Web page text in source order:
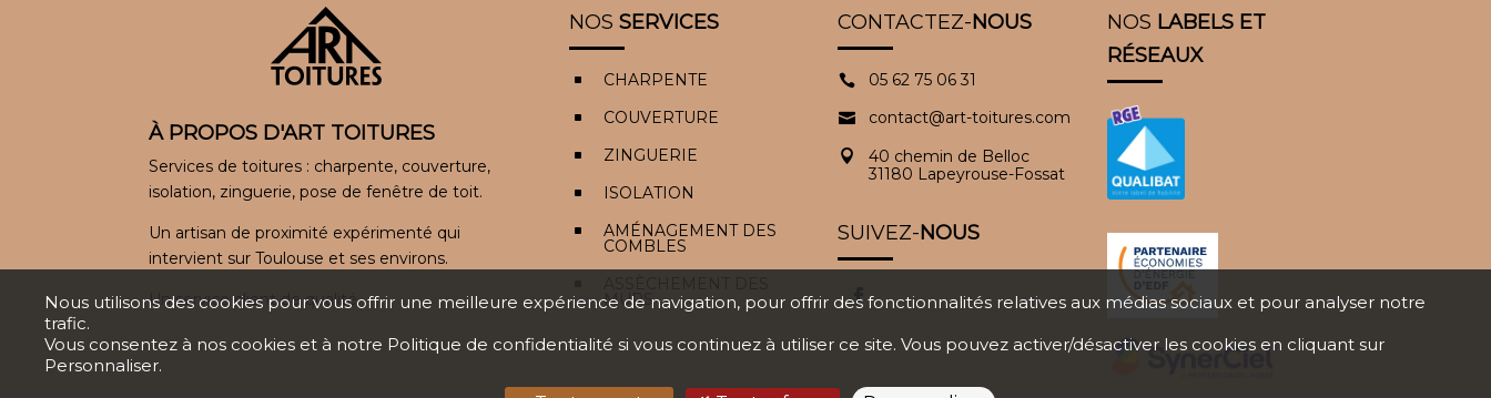
À PROPOS D'ART TOITURES
Services de toitures : charpente, couverture,
isolation, zinguerie, pose de fenêtre de toit.
Un artisan de proximité expérimenté qui
intervient sur Toulouse et ses environs.
Un service client de qualité.
NOS SERVICES
^ CHARPENTE
^ COUVERTURE
^ ZINGUERIE
^ ISOLATION
^ AMÉNAGEMENT DES
COMBLES
MURS
CONTACTEZ-NOUS
 05 62 75 06 31
 contact@art-toitures.com

40 chemin de Belloc
31180 Lapeyrouse-Fossat
SUIVEZ-NOUS
NOS LABELS ET
RÉSEAUX
Nous utilisons des cookies pour vous offrir une meilleure expérience de navigation, pour offrir des fonctionnalités relatives aux médias sociaux et pour analyser notre
trafic.
Vous consentez à nos cookies et à notre Politique de confidentialité si vous continuez à utiliser ce site. Vous pouvez activer/désactiver les cookies en cliquant sur
Personnaliser.